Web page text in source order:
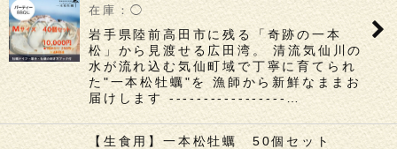
◯
岩手県陸前高田市に残る「奇跡の一本
松」から見渡せる広田湾。 清流気仙川の
水が流れ込む気仙町域で丁寧に育てられ
た"一本松牡蠣"を 漁師から新鮮なままお
届けします -----------------…
【生食用】一本松牡蠣 50個セット